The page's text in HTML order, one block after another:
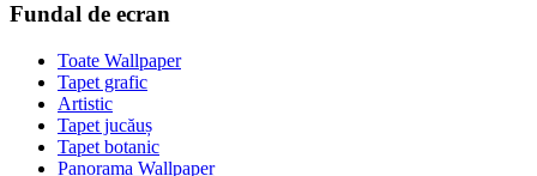
Fundal de ecran
Toate Wallpaper
Tapet grafic
Artistic
Tapet jucăuș
Tapet botanic
Panorama Wallpaper